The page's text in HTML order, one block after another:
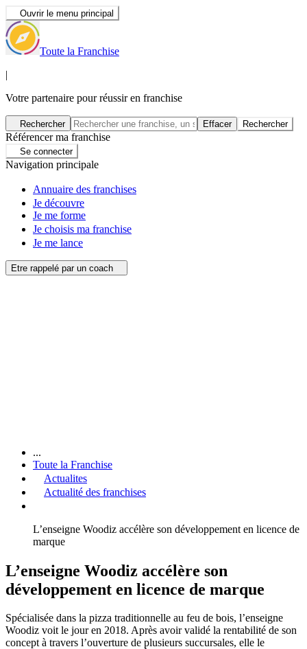
Ouvrir le menu principal
Toute la Franchise
|
Votre partenaire pour réussir en franchise
Rechercher Effacer Rechercher
Référencer ma franchise
Se connecter
Navigation principale
Annuaire des franchises
Je découvre
Je me forme
Je choisis ma franchise
Je me lance
Etre rappelé par un coach
...
Toute la Franchise
Actualites
Actualité des franchises
L’enseigne Woodiz accélère son développement en licence de
marque
L’enseigne Woodiz accélère son
développement en licence de marque
Spécialisée dans la pizza traditionnelle au feu de bois, l’enseigne
Woodiz voit le jour en 2018. Après avoir validé la rentabilité de son
concept à travers l’ouverture de plusieurs succursales, elle le